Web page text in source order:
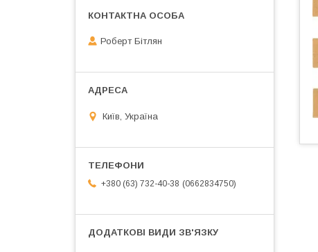
Роберт Бітлян
Київ, Україна
+380 (63) 732-40-38 0662834750